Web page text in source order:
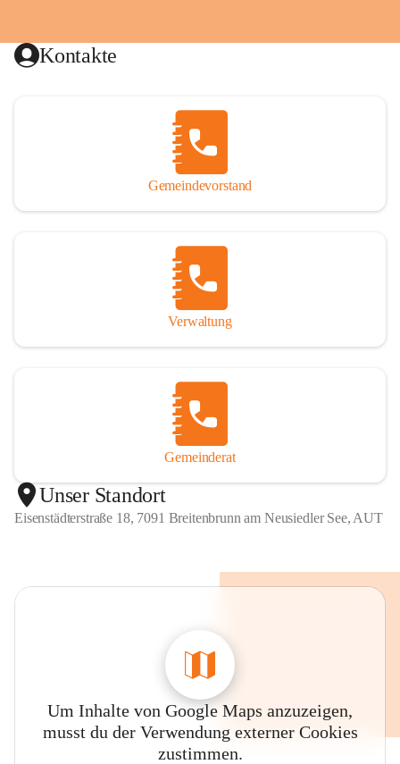
Kontakte
Gemeindevorstand
Verwaltung
Gemeinderat
Unser Standort
Eisenstädterstraße 18, 7091 Breitenbrunn am Neusiedler See, AUT
Um Inhalte von Google Maps anzuzeigen,
musst du der Verwendung externer Cookies
zustimmen.